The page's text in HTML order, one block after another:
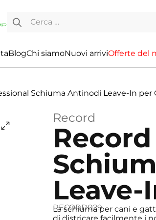
Ricerca per:
BlogChi siamoNuovi arriviOfferte del
Schiuma Antinodi Leave-In per
Record
Leave-
RECORD029
La schiuma per cani e